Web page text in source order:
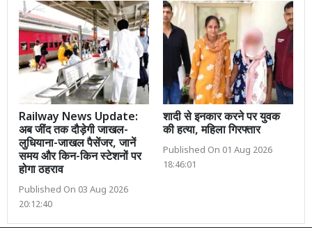
Railway News Update:
अब जींद तक दौड़ेगी जाखल-
लुधियाना-जाखल पैसेंजर, जानें
समय और किन-किन स्टेशनों पर
होगा ठहराव
Published On 03 Aug 2026
20:12:40
शादी से इनकार करने पर युवक
की हत्या, महिला गिरफ्तार
Published On 01 Aug 2026
18:46:01